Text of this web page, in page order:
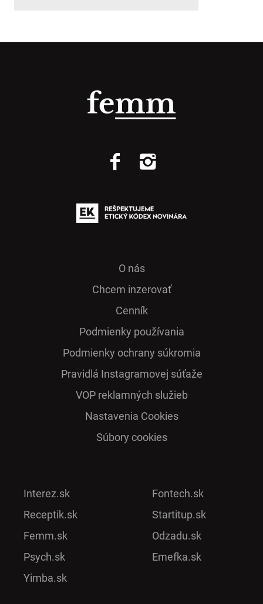
O nás
Chcem inzerovať
Cenník
Podmienky používania
Podmienky ochrany súkromia
Pra­vidlá Ins­ta­gra­mo­vej sú­ťaže
VOP reklamných služieb
Nastavenia Cookies
Súbory cookies
Interez.sk
Receptik.sk
Femm.sk
Psych.sk
Yimba.sk
Fontech.sk
Startitup.sk
Odzadu.sk
Emefka.sk